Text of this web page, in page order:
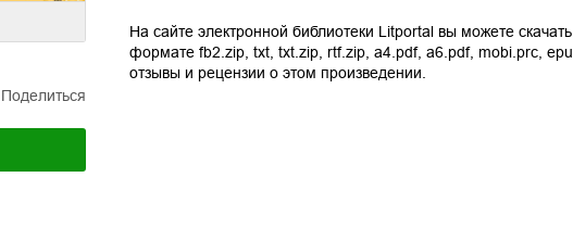
Поделиться
На сайте электронной библиотеки Litportal вы можете скачать
формате fb2.zip txt txt.zip rtf.zip a4.pdf, a6.pdf, mobi.prc
отзывы и рецензии о этом произведении.